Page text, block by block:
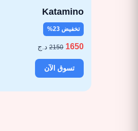
Katamino
تخفيض 23%
1650
2150 د.ج
تسوق الآن